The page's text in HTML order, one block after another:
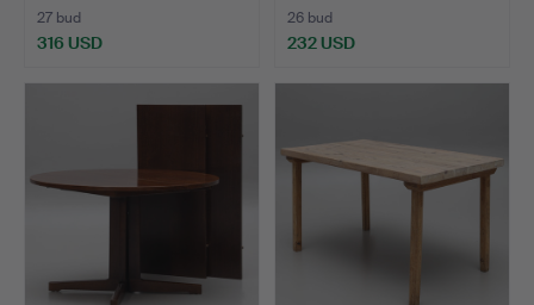
27 bud
316 USD
26 bud
232 USD